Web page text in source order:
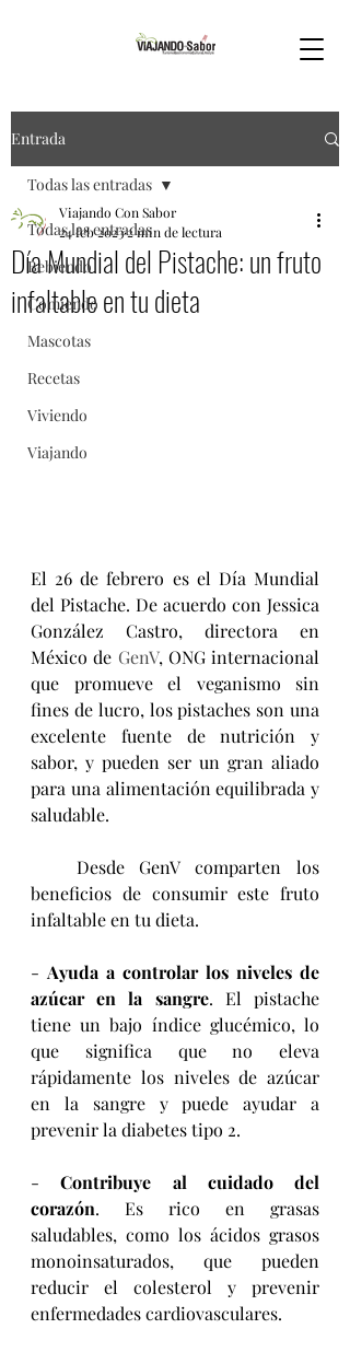
Entrada
Todas las entradas
Bebiendo
Comiendo
Mascotas
Recetas
Viviendo
Viajando
Todas las entradas
Día Mundial del Pistache: un fruto
infaltable en tu dieta
Viajando Con Sabor
24 feb 20232 min de lectura
El 26 de febrero es el Día Mundial
del Pistache. De acuerdo con Jessica
González Castro, directora en
México de GenV, ONG internacional
que promueve el veganismo sin
fines de lucro, los pistaches son una
excelente fuente de nutrición y
sabor, y pueden ser un gran aliado
para una alimentación equilibrada y
saludable.
   Desde
GenV comparten los
beneficios de consumir este fruto
infaltable en tu dieta.
- Ayuda a controlar los niveles de
azúcar en la sangre. El pistache
tiene un bajo índice glucémico, lo
que significa que no eleva
rápidamente los niveles de azúcar
en la sangre y puede ayudar a
prevenir la diabetes tipo 2.
- Contribuye al cuidado del
corazón. Es rico en grasas
saludables, como los ácidos grasos
monoinsaturados, que pueden
reducir el colesterol y prevenir
enfermedades cardiovasculares.